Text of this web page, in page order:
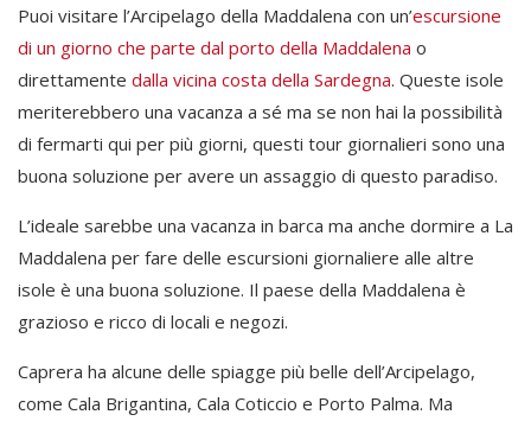
Puoi visitare l’Arcipelago della Maddalena con un’escursione
di un giorno che parte dal porto della Maddalena o
direttamente dalla vicina costa della Sardegna. Queste isole
meriterebbero una vacanza a sé ma se non hai la possibilità
di fermarti qui per più giorni, questi tour giornalieri sono una
buona soluzione per avere un assaggio di questo paradiso.
L’ideale sarebbe una vacanza in barca ma anche dormire a La
Maddalena per fare delle escursioni giornaliere alle altre
isole è una buona soluzione. Il paese della Maddalena è
grazioso e ricco di locali e negozi.
Caprera ha alcune delle spiagge più belle dell’Arcipelago,
come Cala Brigantina, Cala Coticcio e Porto Palma. Ma